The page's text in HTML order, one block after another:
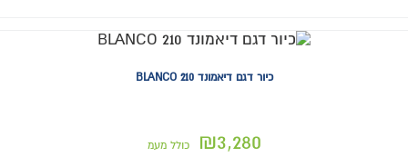
כיור דגם דיאמונד BLANCO 210
₪3,280 כולל מעמ